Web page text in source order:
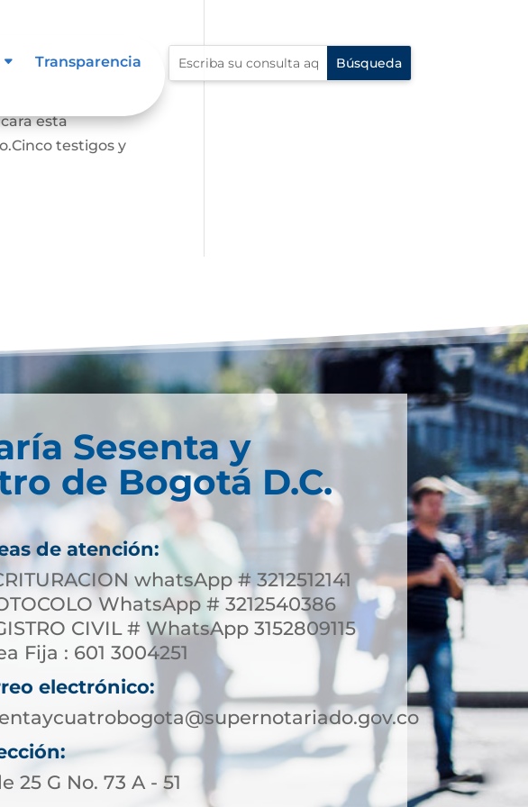
Transparencia
debe ser
esta
testigos y
Sesenta y
de Bogotá D.C.
de atención:
whatsApp # 3212512141
WhatsApp # 3212540386
CIVIL # WhatsApp 3152809115
Fija : 601 3004251
electrónico:
25 G No. 73 A - 51